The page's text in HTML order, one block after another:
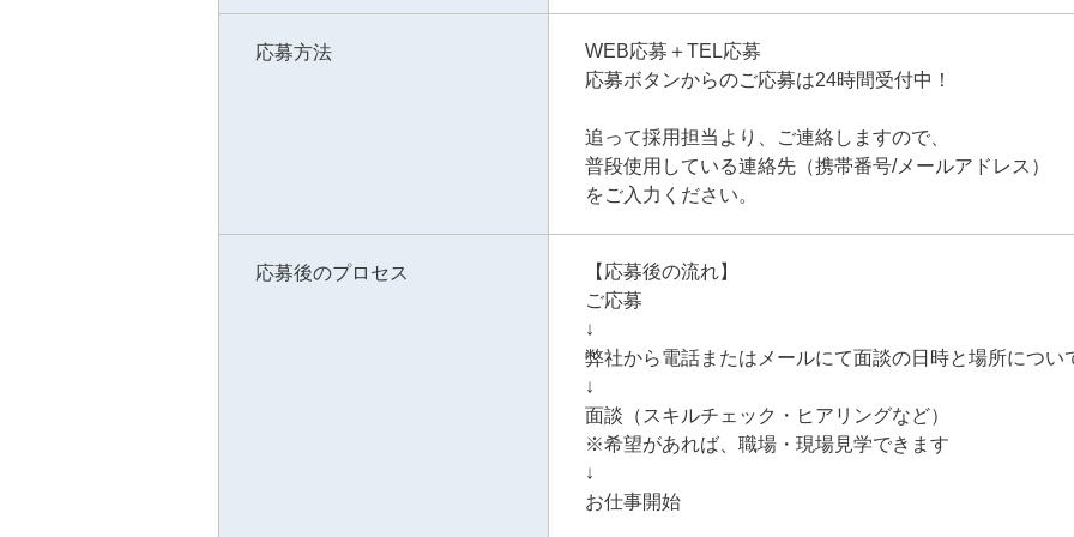
応募方法
WEB応募＋TEL応募
応募ボタンからのご応募は24時間受付中！
追って採用担当より、ご連絡しますので、
普段使用している連絡先（携帯番号/メールアドレス）
をご入力ください。
応募後のプロセス
【応募後の流れ】
ご応募
↓
弊社から電話またはメールにて面談の日時と場所につい
↓
面談（スキルチェック・ヒアリングなど）
※希望があれば、職場・現場見学できます
↓
お仕事開始